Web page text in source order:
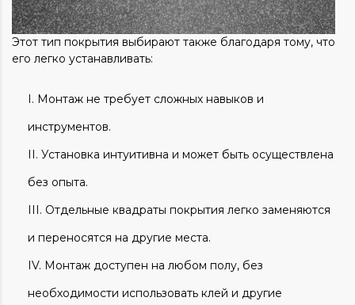
Этот тип покрытия выбирают также благодаря тому, что
его легко устанавливать:
Монтаж не требует сложных навыков и
инструментов.
Установка интуитивна и может быть осуществлена
без опыта.
Отдельные квадраты покрытия легко заменяются
и переносятся на другие места.
Монтаж доступен на любом полу, без
необходимости использовать клей и другие